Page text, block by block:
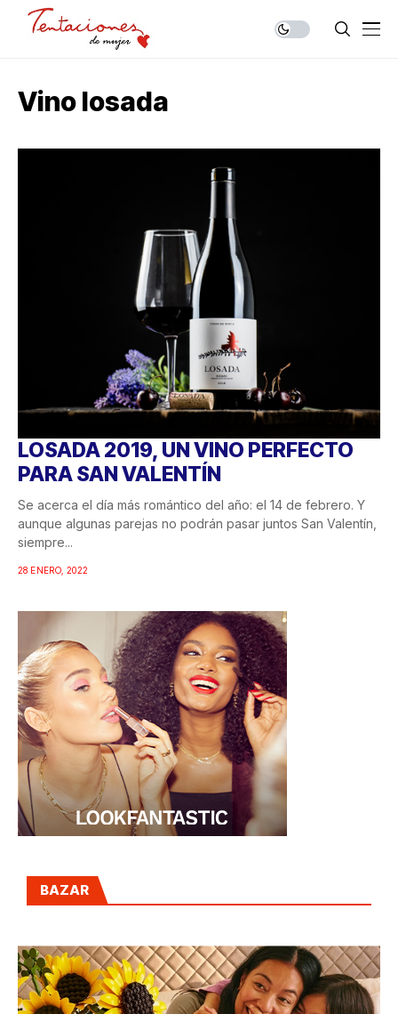
Vino losada
LOSADA 2019, UN VINO PERFECTO
PARA SAN VALENTÍN
Se acerca el día más romántico del año: el 14 de febrero. Y
aunque algunas parejas no podrán pasar juntos San Valentín,
siempre...
28 ENERO, 2022
BAZAR